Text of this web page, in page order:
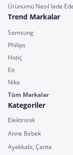
Ürünümü Nasıl İade
Trend Markalar
Samsung
Philips
Hotiç
Eti
Nike
Tüm Markalar
Kategoriler
Elektronik
Anne Bebek
Ayakkabı, Çanta